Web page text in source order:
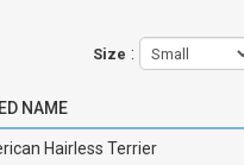
Size :
NAME
Hairless Terrier